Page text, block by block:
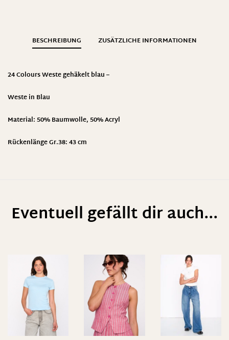
BESCHREIBUNG ZUSÄTZLICHE INFORMATIONEN
24 Colours Weste gehäkelt blau –
Weste in Blau
Material: 50% Baumwolle, 50% Acryl
Rückenlänge Gr.38: 43 cm
Eventuell gefällt dir auch...